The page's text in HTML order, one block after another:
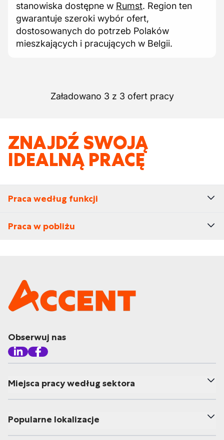
stanowiska dostępne w Rumst. Region ten
gwarantuje szeroki wybór ofert,
dostosowanych do potrzeb Polaków
mieszkających i pracujących w Belgii.
Załadowano 3 z 3 ofert pracy
ZNAJDŹ SWOJĄ
IDEALNĄ PRACĘ
Praca według funkcji
Praca w pobliżu
Obserwuj nas
Miejsca pracy według sektora
Popularne lokalizacje